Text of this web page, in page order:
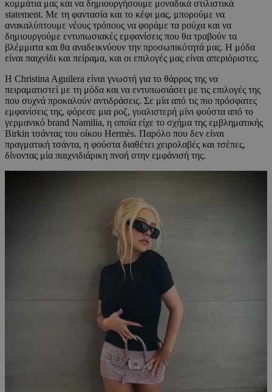
κομμάτια μας και να δημιουργήσουμε μοναδικά στιλιστικά
statement. Με τη φαντασία και το κέφι μας, μπορούμε να
ανακαλύπτουμε νέους τρόπους να φοράμε τα ρούχα και να
δημιουργούμε εντυπωσιακές εμφανίσεις που θα τραβούν τα
βλέμματα και θα αναδεικνύουν την προσωπικότητά μας. Η μόδα
είναι παιχνίδι και πείραμα, και οι επιλογές μας είναι απεριόριστες.
Η Christina Aguilera είναι γνωστή για το θάρρος της να
πειραματιστεί με τη μόδα και να εντυπωσιάσει με τις επιλογές της
που συχνά προκαλούν αντιδράσεις. Σε μία από τις πιο πρόσφατες
εμφανίσεις της, φόρεσε μια ροζ, γυαλιστερή μίνι φούστα από το
γερμανικό brand Namilia, η οποία είχε το σχήμα της εμβληματικής
Birkin τσάντας του οίκου Hermès. Παρόλο που δεν είναι
πραγματική τσάντα, η φούστα διαθέτει χειρολαβές και τσέπες,
δίνοντας μία παιχνιδιάρικη πνοή στην εμφάνισή της.